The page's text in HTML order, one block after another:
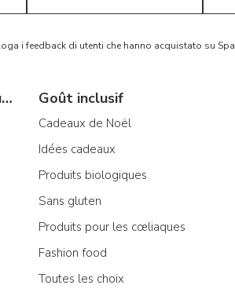
i feedback di utenti che hanno acquistato su
Produits italiens régionaux typiques Goût inclusif
Cadeaux de Noël
Idées cadeaux
Produits biologiques
Sans gluten
Produits pour les cœliaques
Fashion food
Toutes les choix